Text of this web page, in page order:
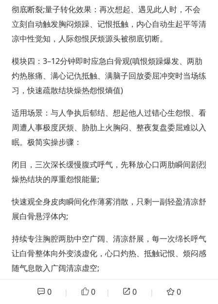
彻底断裂;量子转化效果：再次想起、遇见此人时，不会
立刻自动触发胸闷烦躁、记恨抵触，内心自动生起平等清
凉中性觉知，人际怨恨厌烦源头被彻底切断。
模块四：3–12分钟即时应急白骨观(嗔恨烦躁爆发、两肋
灼热胀痛、满心记仇抵触、满脑子回放委屈冲突时当场练
习，快速疏散结块燥热怨恨熵值)
适用场景：与人争执后郁结、想起他人过错心生怨恨、看
周遭人事极度厌烦、胁肋上火胸闷、整夜复盘委屈难以入
眠。极简实操步骤：
闭目，三次深长缓慢腹式呼气，先释放心口两肋瞬间剧烈
燥热结块的厚重怨恨能量;
快速观全身皮肉瞬间化作薄雾消散，只剩一副轻盈清凉舒
展白骨悬浮体内;
持续专注胸腔两肋中空广阔、清凉舒展，每一次绵长呼气
让白骨整体向外变淡虚化，心口灼热、抵触记恨、烦闷感
随气息散入广阔清凉虚空;
脑中持续回放冲突、委屈、反感画面时，不抗拒、不自我
0 | 0 | 0 | 0